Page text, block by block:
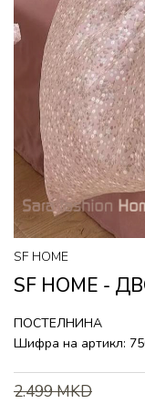
SF HOME
SF HOME -
ПОСТЕЛНИНА
Шифра на артикл:
2.499MKD